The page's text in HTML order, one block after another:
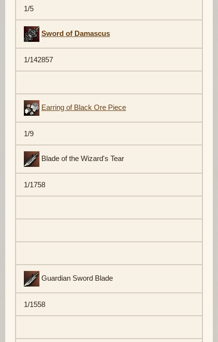
1/5
Sword of Damascus
1/142857
Earring of Black Ore Piece
1/9
Blade of the Wizard's Tear
1/1758
Guardian Sword Blade
1/1558